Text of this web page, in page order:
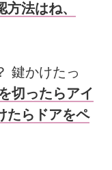
法はね、
鍵かけたっ
切ったらアイ
たらドアをペ